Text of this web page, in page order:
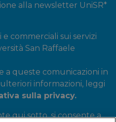
alla newsletter UniSR*
commerciali sui servizi
San Raffaele
a queste comunicazioni in
informazioni, leggi
sulla privacy.
qui sotto, si consente a